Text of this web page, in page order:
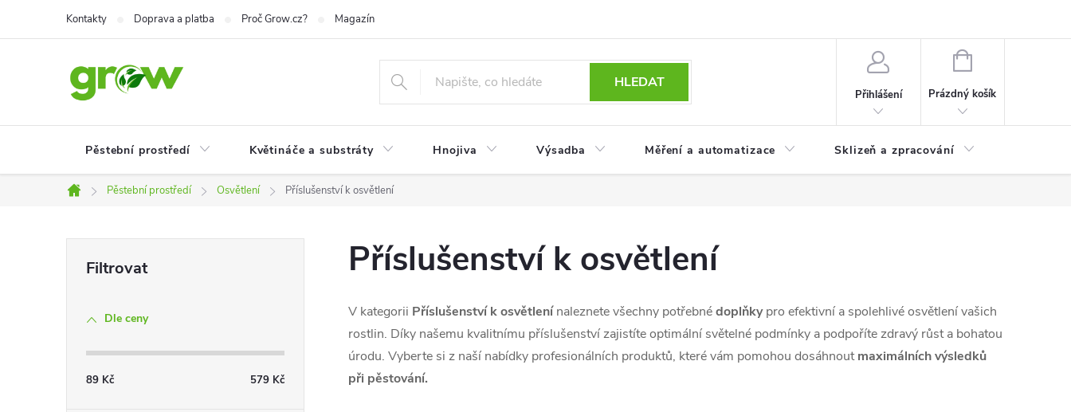
Kontakty Doprava a platba Proč Grow.cz? Magazín
HLEDAT
Přihlášení
NÁKUPNÍ
Prázdný košík
Pěstební prostředí Květináče a substráty Hnojiva Výsadba Měření a automatizace Sklizeň a zpracování
Domů
Pěstební prostředí Osvětlení Příslušenství k osvětlení
Dle ceny
89 Kč 579 Kč
Příslušenství k osvětlení
V kategorii Příslušenství k osvětlenínaleznete všechny potřebnédoplňkypro efektivní a spolehlivé osvětlení vašich
rostlin. Díky našemu kvalitnímu příslušenství zajistíte optimální světelné podmínky a podpoříte zdravý růst a bohatou
úrodu. Vyberte si z naší nabídky profesionálních produktů, které vám pomohou dosáhnoutmaximálních výsledků
při pěstování.